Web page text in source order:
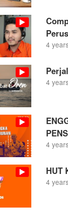
4
4
4
HUT
4